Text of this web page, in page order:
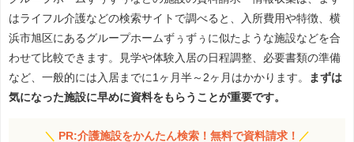
はライフル介護などの検索サイトで調べると、入所費用や特徴、横
浜市旭区にあるグループホームずぅずぅに似たような施設などを合
わせて比較できます。見学や体験入居の日程調整、必要書類の準備
など、一般的には入居までに1ヶ月半～2ヶ月はかかります。
まずは
気になった施設に早めに資料をもらうことが重要です。
＼ PR:介護施設をかんたん検索！無料で資料請求！ ／